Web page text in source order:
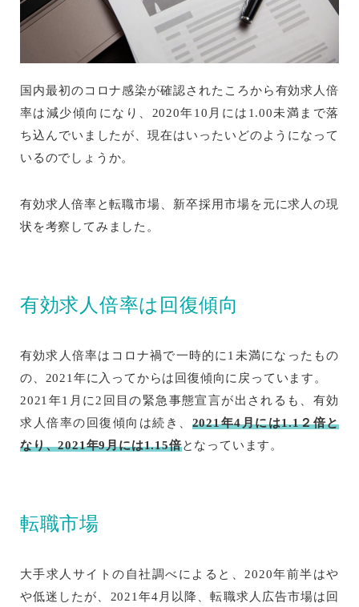
国内最初のコロナ感染が確認されたころから有効求人倍
率は減少傾向になり、2020年10月には1.00未満まで落
ち込んでいましたが、現在はいったいどのようになって
いるのでしょうか。
有効求人倍率と転職市場、新卒採用市場を元に求人の現
状を考察してみました。
有効求人倍率は回復傾向
有効求人倍率はコロナ禍で一時的に1未満になったもの
の、2021年に入ってからは回復傾向に戻っています。
2021年1月に2回目の緊急事態宣言が出されるも、有効
求人倍率の回復傾向は続き、 2021年4月には1.1２倍と
なり、2021年9月には1.15倍となっています。
転職市場
大手求人サイトの自社調べによると、2020年前半はや
や低迷したが、2021年4月以降、転職求人広告市場は回